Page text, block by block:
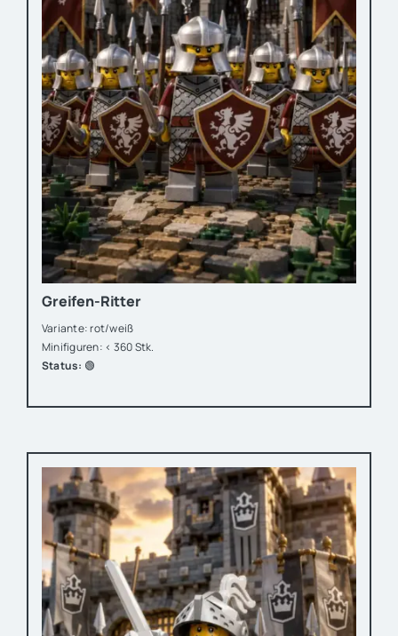
Greifen-Ritter
Variante: rot/weiß
Minifiguren: < 360 Stk.
Status: 🟢